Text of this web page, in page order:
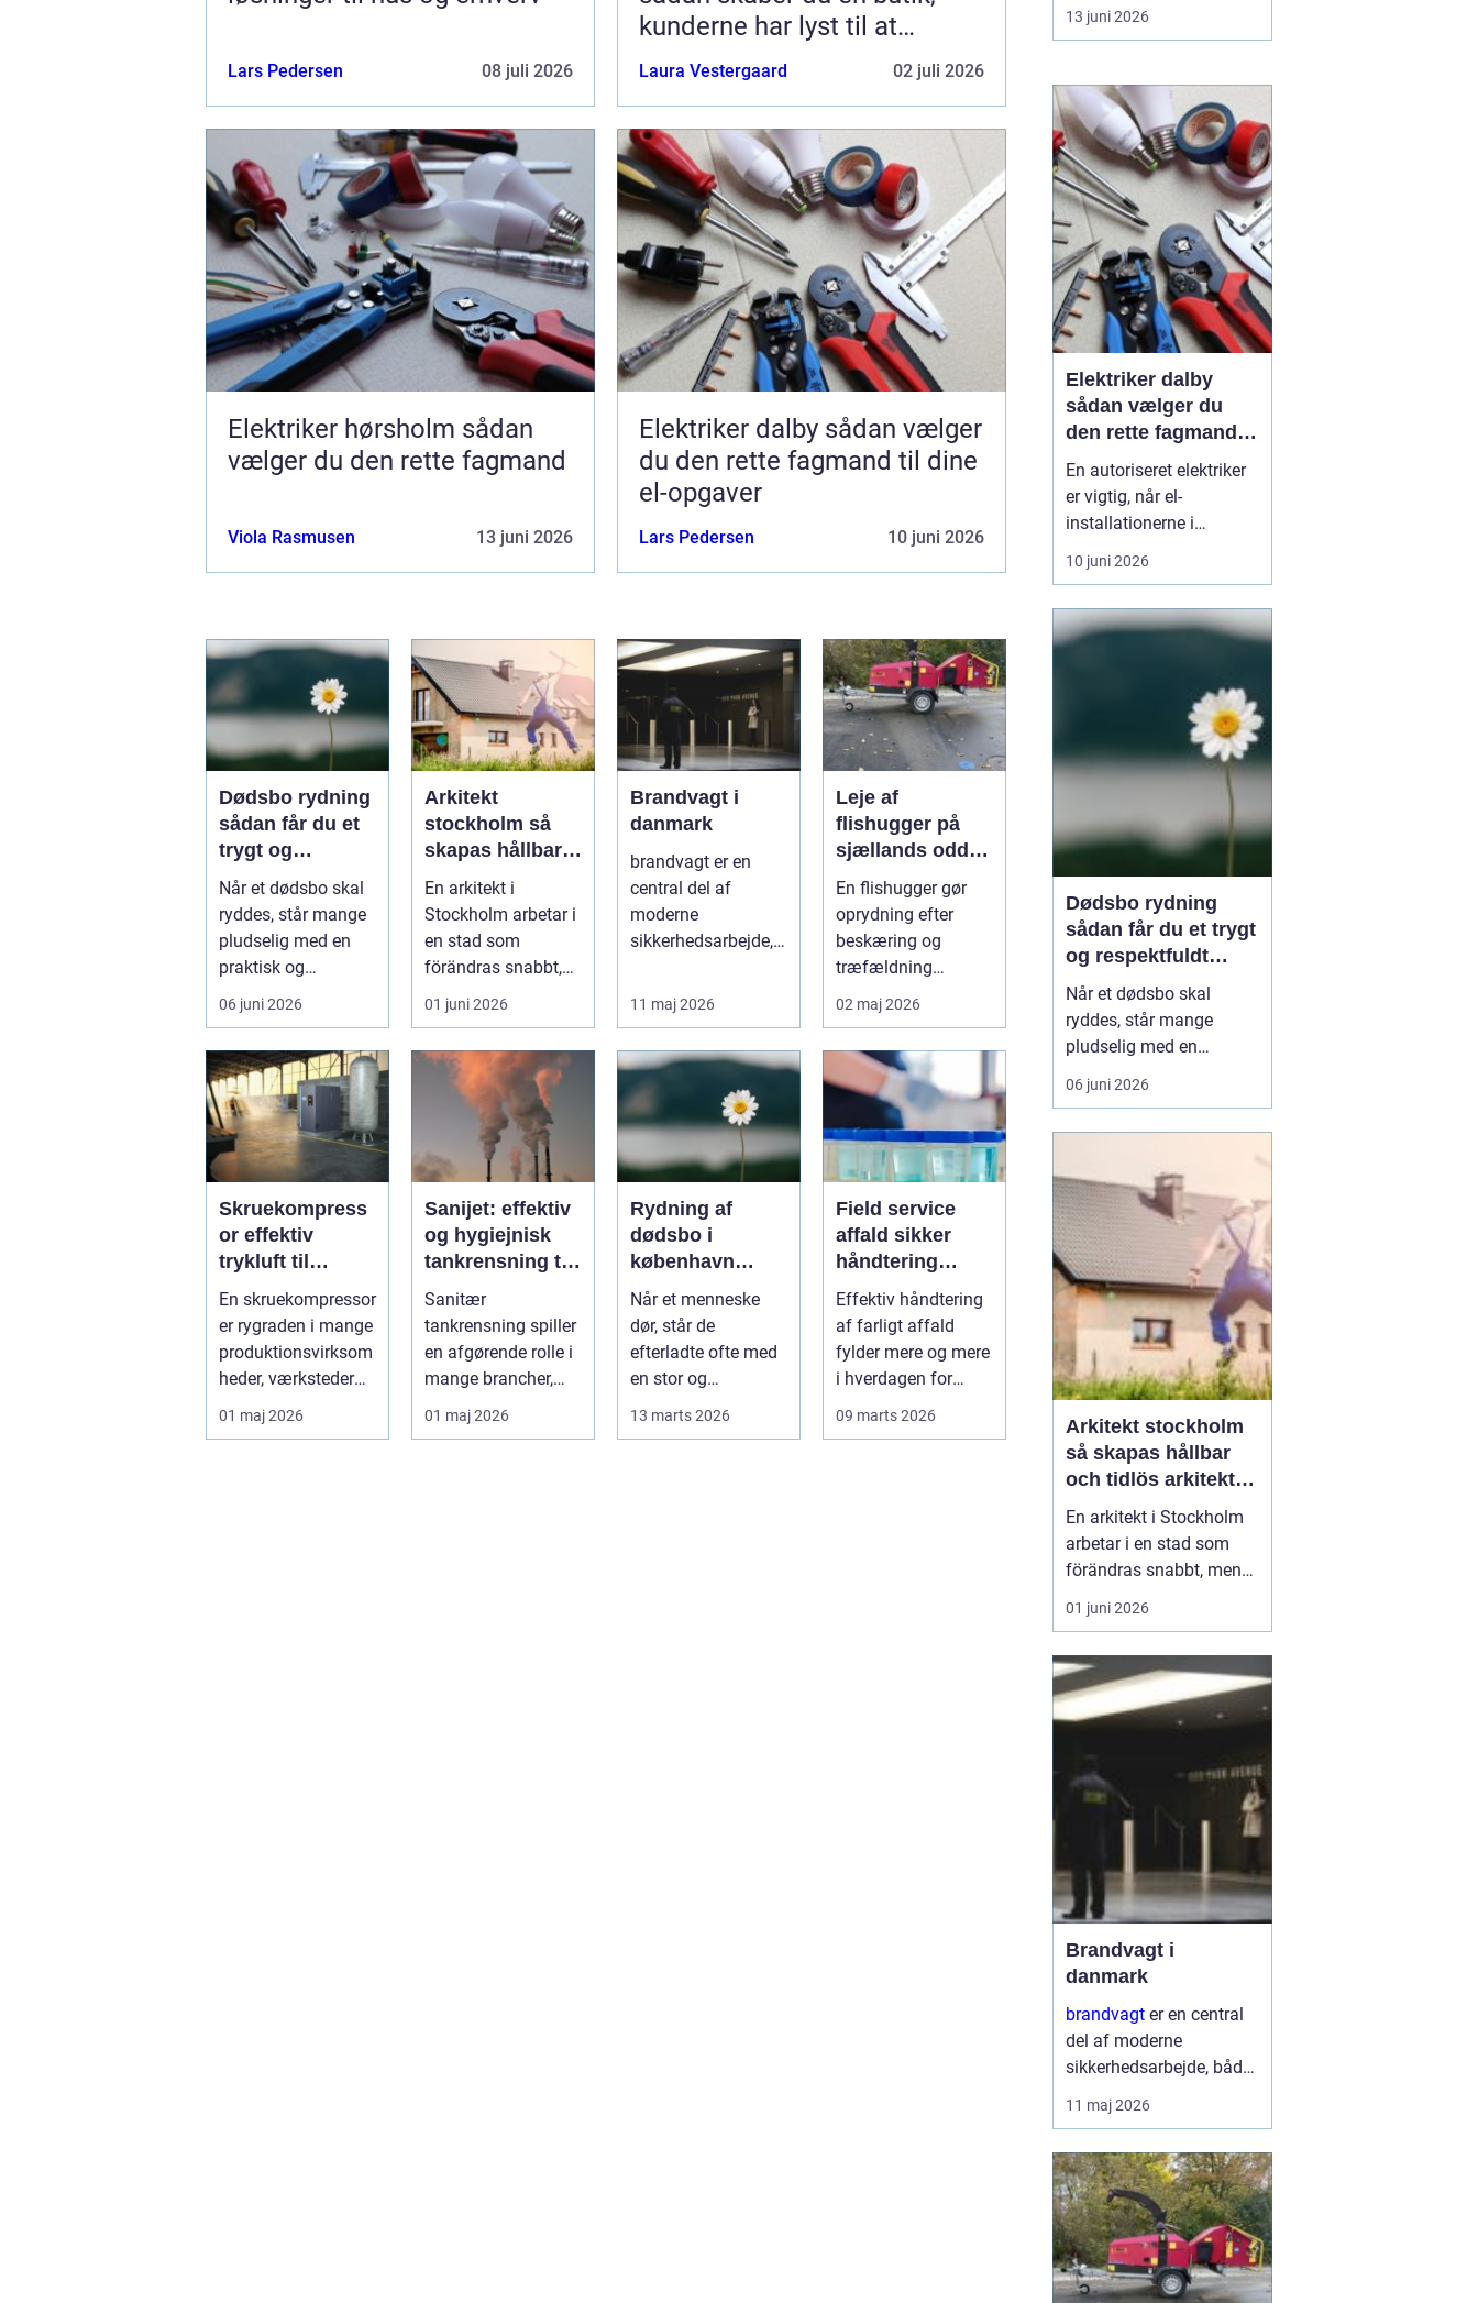
Lars Pedersen 08 juli 2026
kunderne har lyst til at
komme tilbage til
Laura Vestergaard 02 juli 2026
Elektriker hørsholm sådan
vælger du den rette fagmand
Viola Rasmusen 13 juni 2026
Elektriker dalby sådan vælger
du den rette fagmand til dine
el-opgaver
Lars Pedersen 10 juni 2026
Dødsbo rydning
sådan får du et
trygt og
respektfuldt
forløb
Når et dødsbo skal
ryddes, står mange
pludselig med en
praktisk og
følelsesmæssig
opgave på én
gang....
06 juni 2026
Arkitekt
stockholm så
skapas hållbar
och tidlös
arkitektur i
huvudstaden
En arkitekt i
Stockholm arbetar i
en stad som
förändras snabbt,
men också präglas
av starka historis...
01 juni 2026
Brandvagt i
danmark
brandvagt er en
central del af
moderne
sikkerhedsarbejde,
byggepladser, ved
events og i virk...
11 maj 2026
Leje af
flishugger på
sjællands odde
sådan får du
mest ud af
arbejdet
En flishugger gør
oprydning efter
beskæring og
træfældning
markant lettere. I
stedet for at bruge
we...
02 maj 2026
Skruekompress
or effektiv
trykluft til
industri og
værksted
En skruekompressor
er rygraden i mange
produktionsvirksom
heder, værksteder
og autohuse. Den
leverer ...
01 maj 2026
Sanijet: effektiv
og hygiejnisk
tankrensning til
krævende
industrier
Sanitær
tankrensning spiller
en afgørende rolle i
mange brancher,
produktkvalitet,...
01 maj 2026
Rydning af
dødsbo i
københavn
sådan foregår
en tryg og
effektiv proces
Når et menneske
dør, står de
efterladte ofte med
en stor og
13 marts 2026
Field service
affald sikker
håndtering
direkte hos
virksomheden
Effektiv håndtering
af farligt affald
fylder mere og mere
i hverdagen for
09 marts 2026
springer, eller vi står med
en akut fejl på en
som Hørsholm, hvor
mange boliger er ældre,
og flere bygger om eller
udvider, spiller en dygtig
elekt...
13 juni 2026
Elektriker dalby
sådan vælger du
den rette fagmand
til dine el-opgaver
En autoriseret elektriker
er vigtig, når el-
installationerne i
hjemmet eller
virksomheden skal være
Fejl på el-installationer
ulykker. Mange søger
10 juni 2026
Dødsbo rydning
sådan får du et trygt
og respektfuldt
forløb
Når et dødsbo skal
ryddes, står mange
pludselig med en
praktisk og
følelsesmæssig opgave
rummer minder, og
samtidig er der
tidsfrister, økonomi og
måske uenighed i
familien. Her kan en
professionel løsn...
06 juni 2026
Arkitekt stockholm
så skapas hållbar
och tidlös arkitektur
i huvudstaden
En arkitekt i Stockholm
arbetar i en stad som
förändras snabbt, men
också präglas av starka
historiska lager. Det gör
spännande. När en
privatperson,
fastighetsägare eller
arkitekt i Stockholm
handlar upp...
01 juni 2026
Brandvagt i
danmark
brandvagt er en central
del af moderne
sikkerhedsarbejde, både
på byggepladser, ved
events og i virksomheder
brandrisiko. En
professionel ordning
med brandvagt handler
ikke kun...
11 maj 2026